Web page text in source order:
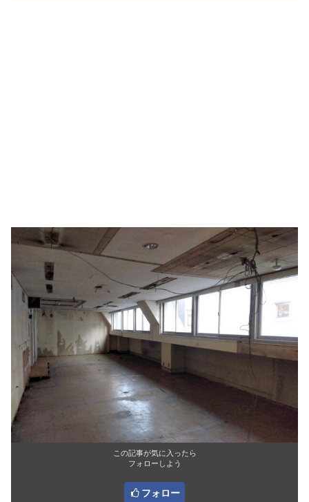
この記事が気に入ったら
フォローしよう
フォロー